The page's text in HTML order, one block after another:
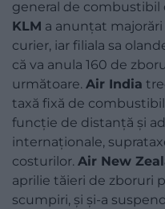
general de combustibil
KLM a anunțat
curier, iar filiala sa
că va anula 160 de
următoare. Air India
taxă fixă de
funcție de distanță și
internaționale,
costurilor. Air New
aprilie tăieri de zboruri
scumpiri, și și-a